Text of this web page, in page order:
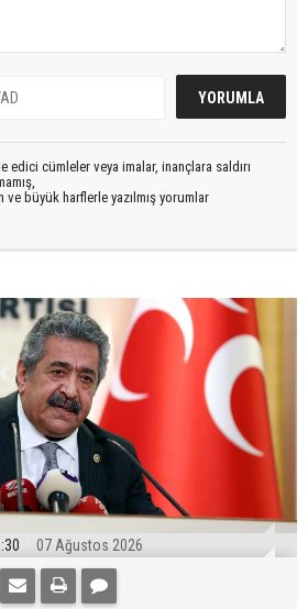
edici cümleler veya imalar, inançlara saldırı
ve büyük harflerle yazılmış yorumlar
07 Ağustos 2026